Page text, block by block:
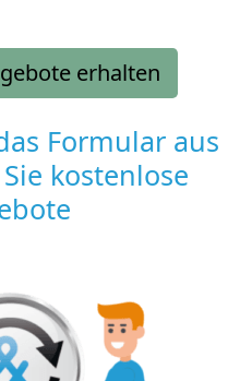
erhalten
Formular aus
kostenlose